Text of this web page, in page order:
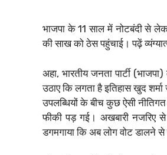
भाजपा के 11 साल में नोटबंदी से
की साख को ठेस पहुंचाई। पढ़ें
अहा, भारतीय जनता पार्टी
उठाए कि लगता है इतिहास खुद शर्मा
उपलब्धियों के बीच कुछ ऐसी
फीकी पड़ गई। अखबारी नजरिए से
डगमगाया कि अब लोग वोट डालने